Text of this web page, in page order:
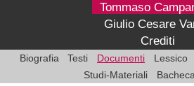
Tommaso
Giulio Cesare
Crediti
Biografia Testi Documenti Lessico
Studi-Materiali
Bacheca